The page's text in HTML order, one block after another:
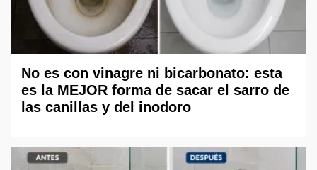
No es con vinagre ni bicarbonato: esta
es la MEJOR forma de sacar el sarro de
las canillas y del inodoro